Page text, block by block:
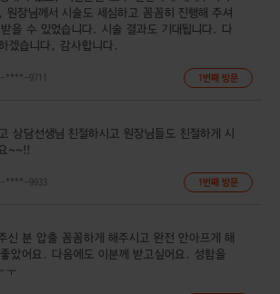
원장님께서 시술도 세심하고 꼼꼼히 진행해 주셔
을 수 있었습니다. 시술 결과도 기대됩니다. 다
겠습니다, 감사합니다.
1번째 방문
****-9711
상담선생님 친절하시고 원장님들도 친절하게 시
~~!!
1번째 방문
****-9933
신 분 압출 꼼꼼하게 해주시고 완전 안아프게 해
았어요. 다음에도 이분께 받고싶어요. 성함을
ㅜ